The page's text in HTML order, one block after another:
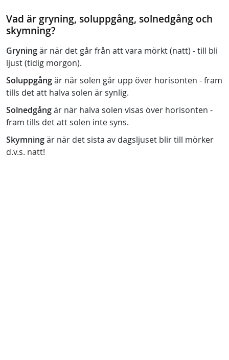
Vad är gryning, soluppgång, solnedgång och
skymning?
Gryningär när det går från att vara mörkt (natt) - till bli
ljust (tidig morgon).
Soluppgångär när solen går upp över horisonten - fram
tills det att halva solen är synlig.
Solnedgångär när halva solen visas över horisonten -
fram tills det att solen inte syns.
Skymningär när det sista av dagsljuset blir till mörker
d.v.s. natt!